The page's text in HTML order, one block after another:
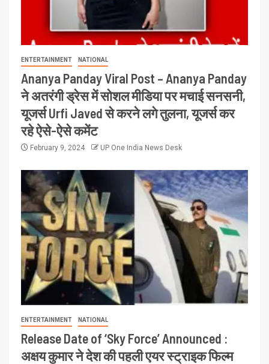
ENTERTAINMENT NATIONAL
Ananya Panday Viral Post – Ananya Panday
ने अतरंगी ड्रेस में सोशल मीडिया पर मचाई सनसनी,
यूजर्स Urfi Javed से करने लगे तुलना, यूजर्स कर
रहे ऐसे-ऐसे कमेंट
February 9, 2024 UP One India News Desk
ENTERTAINMENT NATIONAL
Release Date of ‘Sky Force’ Announced :
अक्षय कुमार ने देश की पहली एयर स्ट्राइक फिल्म